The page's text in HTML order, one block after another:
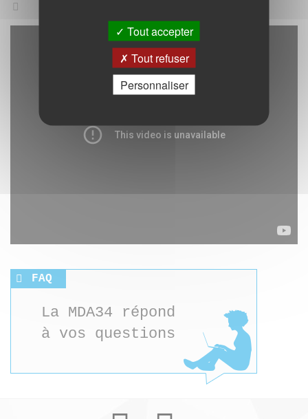
FAQ
La MDA34 répond
à vos questions
Tout accepter
Tout refuser
Personnaliser